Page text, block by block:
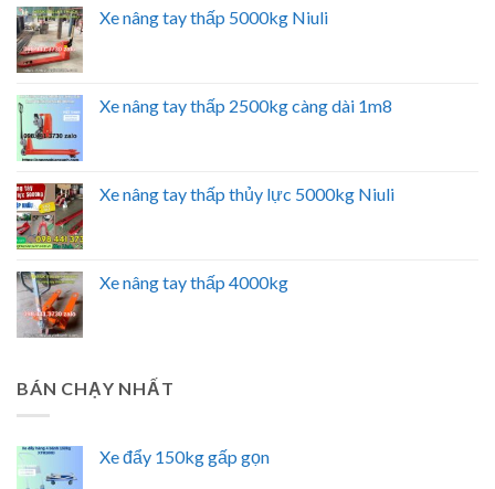
Xe nâng tay thấp 5000kg Niuli
Xe nâng tay thấp 2500kg càng dài 1m8
Xe nâng tay thấp thủy lực 5000kg Niuli
Xe nâng tay thấp 4000kg
BÁN CHẠY NHẤT
Xe đẩy 150kg gấp gọn